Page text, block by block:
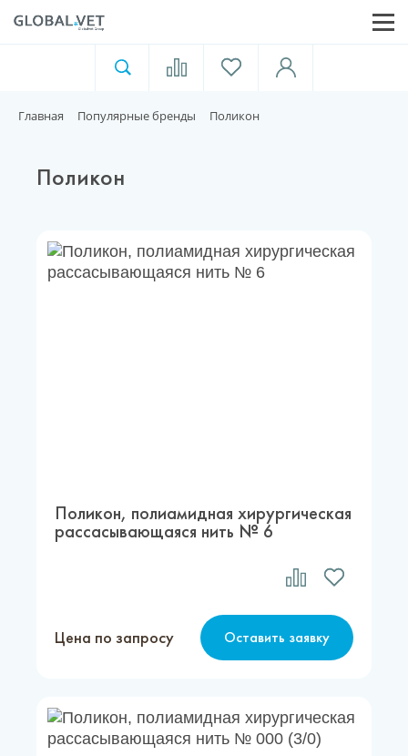
Домашние животные
Домой
Доставка и оплата
Стать партнером
Главная Популярные бренды Поликон
Поликон
Поликон, полиамидная хирургическая
рассасывающаяся нить № 6
Цена по запросу Оставить заявку